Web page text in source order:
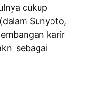
cukup
Sunyoto,
karir
sebagai